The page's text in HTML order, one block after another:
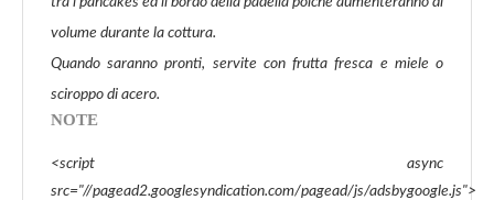
volume durante la cottura.
Quando saranno pronti, servite con frutta fresca e miele o
sciroppo di acero.
NOTE
<script async
src="//pagead2.googlesyndication.com/pagead/js/adsbygoogle.js">